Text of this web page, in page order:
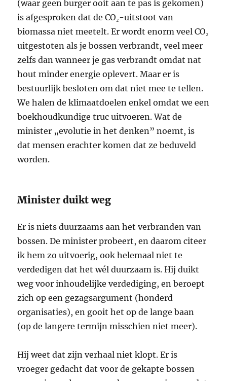
(waar geen burger ooit aan te pas is gekomen)
is afgesproken dat de CO₂-uitstoot van
biomassa niet meetelt. Er wordt enorm veel CO₂
uitgestoten als je bossen verbrandt, veel meer
zelfs dan wanneer je gas verbrandt omdat nat
hout minder energie oplevert. Maar er is
bestuurlijk besloten om dat niet mee te tellen.
We halen de klimaatdoelen enkel omdat we een
boekhoudkundige truc uitvoeren. Wat de
minister „evolutie in het denken” noemt, is
dat mensen erachter komen dat ze beduveld
worden.
Minister duikt weg
Er is niets duurzaams aan het verbranden van
bossen. De minister probeert, en daarom citeer
ik hem zo uitvoerig, ook helemaal niet te
verdedigen dat het wél duurzaam is. Hij duikt
weg voor inhoudelijke verdediging, en beroept
zich op een gezagsargument (honderd
organisaties), en gooit het op de lange baan
(op de langere termijn misschien niet meer).
Hij weet dat zijn verhaal niet klopt. Er is
vroeger gedacht dat voor de gekapte bossen